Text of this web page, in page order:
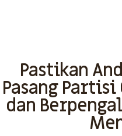
Pastikan
Pasang Partisi
dan